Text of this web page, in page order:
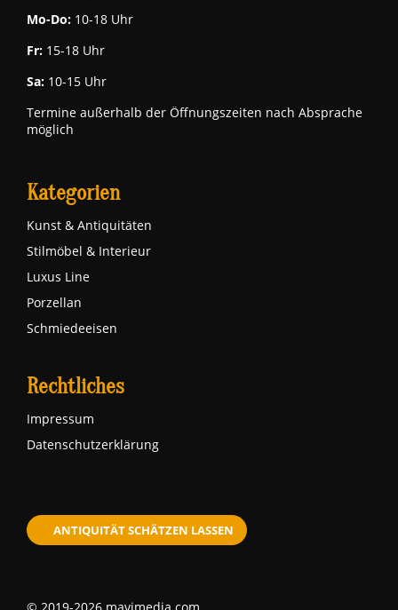
Mo-Do: 10-18 Uhr
Fr: 15-18 Uhr
Sa: 10-15 Uhr
Termine außerhalb der Öffnungszeiten nach Absprache
möglich
Kategorien
Kunst & Antiquitäten
Stilmöbel & Interieur
Luxus Line
Porzellan
Schmiedeeisen
Rechtliches
Impressum
Datenschutzerklärung
ANTIQUITÄT SCHÄTZEN LASSEN